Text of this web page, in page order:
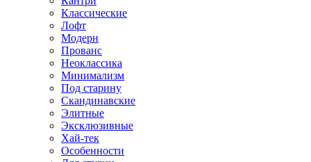
Классические
Лофт
Модерн
Прованс
Неоклассика
Минимализм
Под старину
Скандинавские
Элитные
Эксклюзивные
Хай-тек
Особенности